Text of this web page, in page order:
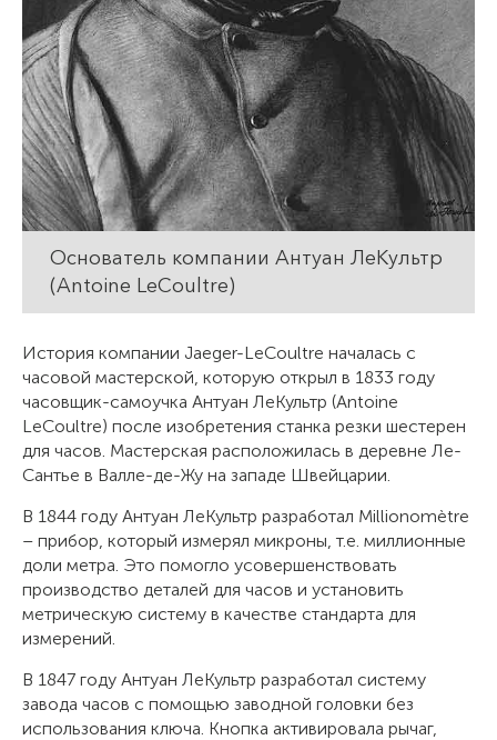
Основатель компании Антуан ЛеКультр
(Antoine LeCoultre)
История компании Jaeger-LeCoultre началась с
часовой мастерской, которую открыл в 1833 году
часовщик-самоучка Антуан ЛеКультр (Antoine
LeCoultre) после изобретения станка резки шестерен
для часов. Мастерская расположилась в деревне Ле-
Сантье в Валле-де-Жу на западе Швейцарии.
В 1844 году Антуан ЛеКультр разработал Millionomètre
– прибор, который измерял микроны, т.е. миллионные
доли метра. Это помогло усовершенствовать
производство деталей для часов и установить
метрическую систему в качестве стандарта для
измерений.
В 1847 году Антуан ЛеКультр разработал систему
завода часов с помощью заводной головки без
использования ключа. Кнопка активировала рычаг,